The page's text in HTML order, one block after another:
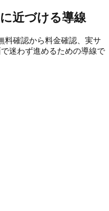
近づける導線
料確認から料金確認、実サ
迷わず進めるための導線で